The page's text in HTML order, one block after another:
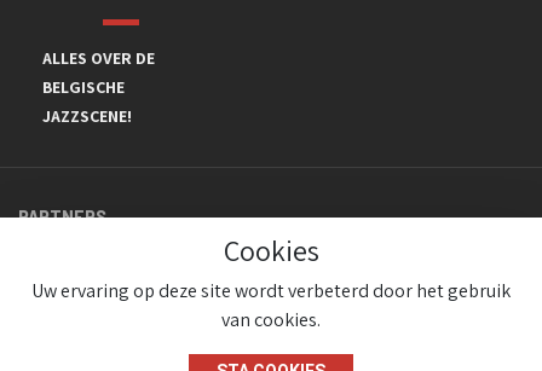
ALLES OVER DE
BELGISCHE
JAZZSCENE!
PARTNERS
Cookies
Uw ervaring op deze site wordt verbeterd door het gebruik
van cookies.